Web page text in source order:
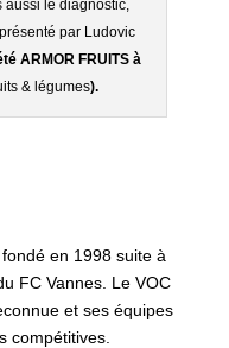
le diagnostic,
par Ludovic
ARMOR FRUITS à
& légumes).
en 1998 suite à
FC Vannes. Le VOC
et ses équipes
compétitives.